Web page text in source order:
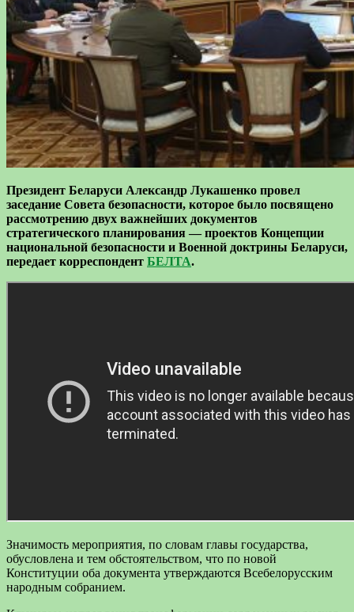
Президент Беларуси Александр Лукашенко провел
заседание Совета безопасности, которое было посвящено
рассмотрению двух важнейших документов
стратегического планирования — проектов Концепции
национальной безопасности и Военной доктрины Беларуси,
передает корреспондент БЕЛТА.
Значимость мероприятия, по словам главы государства,
обусловлена и тем обстоятельством, что по новой
Конституции оба документа утверждаются Всебелорусским
народным собранием.